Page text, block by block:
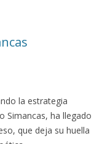
la estrategia
Simancas, ha llegado
que deja su huella